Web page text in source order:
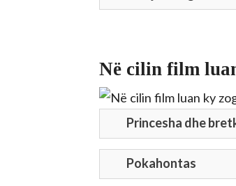
Në cilin film
Princesha dhe
Pokahontas